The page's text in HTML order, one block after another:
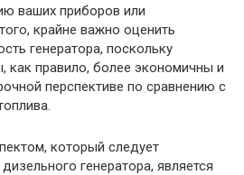
ваших приборов или
крайне важно оценить
генератора, поскольку
как правило, более экономичны и
перспективе по сравнению с
который следует
генератора, является